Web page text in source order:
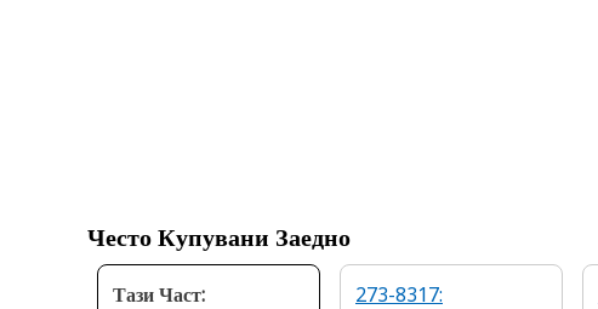
Често Купувани Заедно
Тази Част:
273-8317: